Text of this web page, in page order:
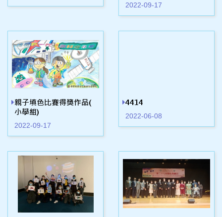
2022-09-17
親子填色比賽得獎作品(
小學組)
2022-09-17
4414
2022-06-08